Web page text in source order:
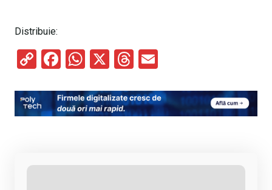
Distribuie:
C
py
Li
F
ce
b
W
at
s
X
T
e
a
ail